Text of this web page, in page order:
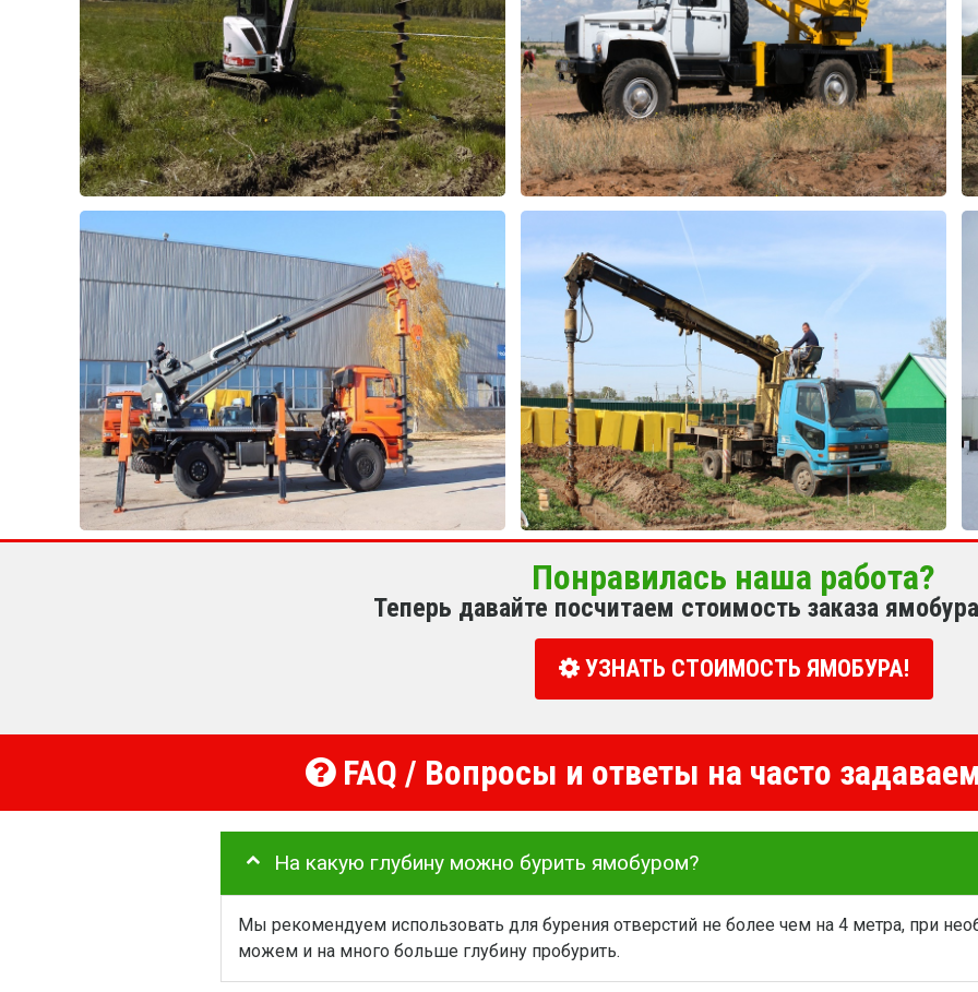
Понравилась наша работа?
Теперь давайте посчитаем стоимость заказа
УЗНАТЬ СТОИМОСТЬ ЯМОБУРА!
FAQ / Вопросы и ответы на часто
На какую глубину можно бурить ямобуром?
Мы рекомендуем использовать для бурения отверстий не более чем на 4 метра, при
можем и на много больше глубину пробурить.